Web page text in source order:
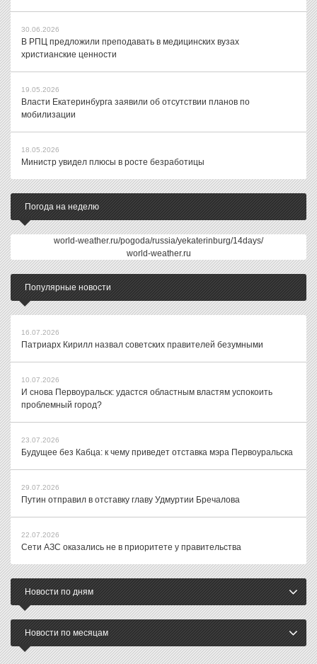
30.06.2026
В РПЦ предложили преподавать в медицинских вузах
христианские ценности
19.05.2026
Власти Екатеринбурга заявили об отсутствии планов по
мобилизации
18.05.2026
Министр увидел плюсы в росте безработицы
Погода на неделю
world-weather.ru/pogoda/russia/yekaterinburg/14days/
world-weather.ru
Популярные новости
16.07.2026
Патриарх Кирилл назвал советских правителей безумными
10.07.2026
И снова Первоуральск: удастся областным властям успокоить
проблемный город?
23.07.2026
Будущее без Кабца: к чему приведет отставка мэра Первоуральска
29.07.2026
Путин отправил в отставку главу Удмуртии Бречалова
22.07.2026
Сети АЗС оказались не в приоритете у правительства
Новости по дням
Новости по месяцам